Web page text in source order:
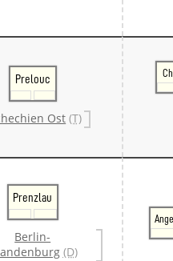
Prelouc
Ost (T)
Prenzlau
Berlin-
(D)